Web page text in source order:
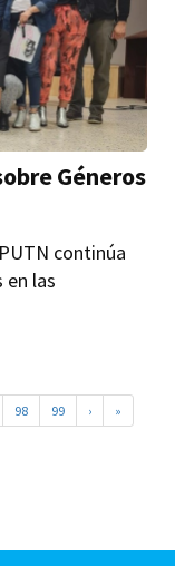
Géneros
continúa
en las
98 99 › »